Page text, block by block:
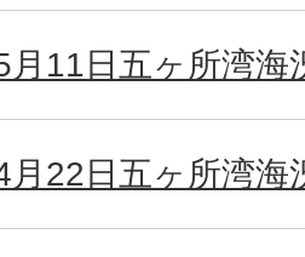
月11日五ヶ所湾海
月22日五ヶ所湾海